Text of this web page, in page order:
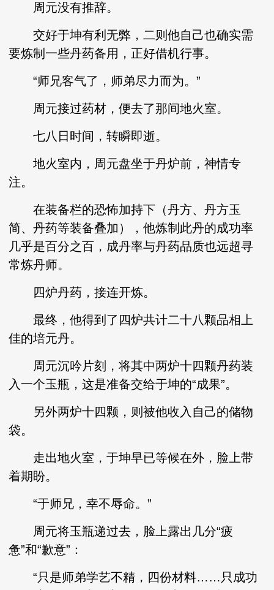
周元没有推辞。
交好于坤有利无弊，二则他自己也确实需
要炼制一些丹药备用，正好借机行事。
“师兄客气了，师弟尽力而为。”
周元接过药材，便去了那间地火室。
七八日时间，转瞬即逝。
地火室内，周元盘坐于丹炉前，神情专
注。
在装备栏的恐怖加持下（丹方、丹方玉
简、丹药等装备叠加），他炼制此丹的成功率
几乎是百分之百，成丹率与丹药品质也远超寻
常炼丹师。
四炉丹药，接连开炼。
最终，他得到了四炉共计二十八颗品相上
佳的培元丹。
周元沉吟片刻，将其中两炉十四颗丹药装
入一个玉瓶，这是准备交给于坤的“成果”。
另外两炉十四颗，则被他收入自己的储物
袋。
走出地火室，于坤早已等候在外，脸上带
着期盼。
“于师兄，幸不辱命。”
周元将玉瓶递过去，脸上露出几分“疲
惫”和“歉意”：
“只是师弟学艺不精，四份材料……只成功